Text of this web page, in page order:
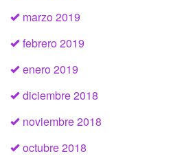
marzo 2019
febrero 2019
enero 2019
diciembre 2018
noviembre 2018
octubre 2018